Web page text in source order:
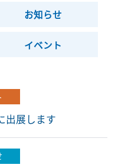
お知らせ
イベント
出展します